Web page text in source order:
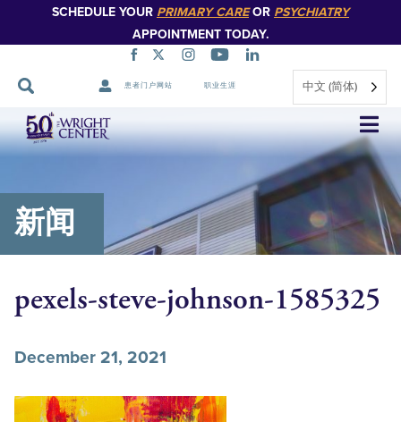
SCHEDULE YOUR PRIMARY CAREOR PSYCHIATRY
APPOINTMENT TODAY.
患者门户网站 职业生涯 中文 (简体)
跳
过
导
新闻
pexels-steve-johnson-1585325
December 21, 2021